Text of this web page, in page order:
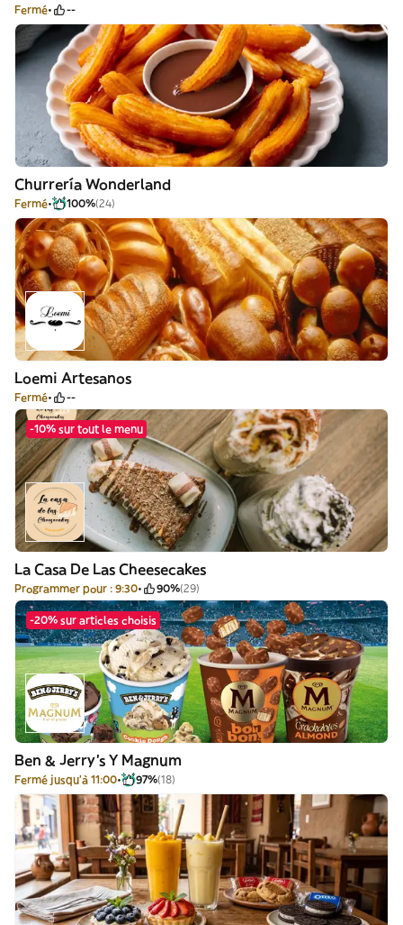
Fermé --
Churrería Wonderland
Fermé 100%(24)
Loemi Artesanos
Fermé --
-10% sur tout le menu
La Casa De Las Cheesecakes
Programmer pour : 9:30 90%(29)
-20% sur articles choisis
Ben & Jerry's Y Magnum
Fermé jusqu'à 11:00 97%(18)